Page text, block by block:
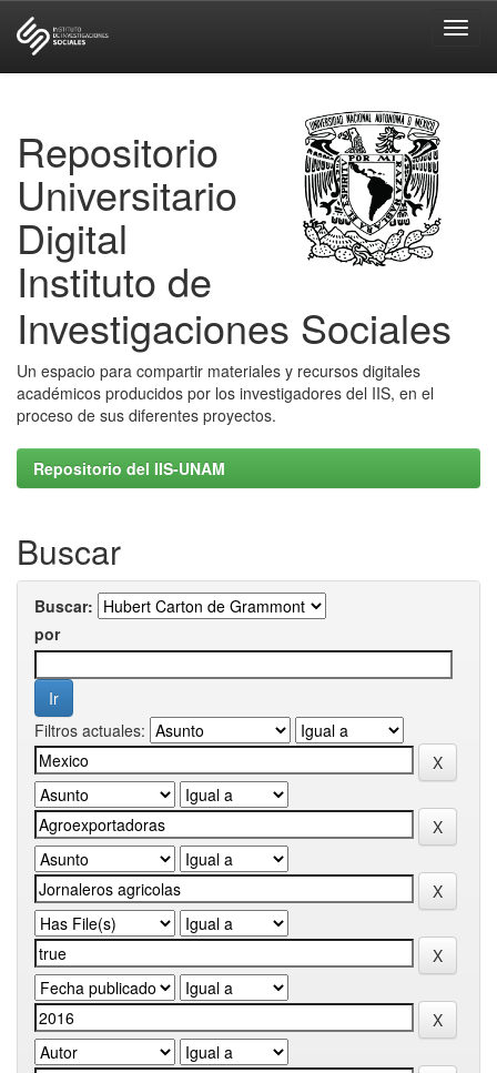
Repositorio
Universitario
Digital
Instituto de
Investigaciones Sociales
Un espacio para compartir materiales y recursos digitales
académicos producidos por los investigadores del IIS, en el
proceso de sus diferentes proyectos.
Repositorio del IIS-UNAM
Buscar
Buscar:
por
Filtros actuales: